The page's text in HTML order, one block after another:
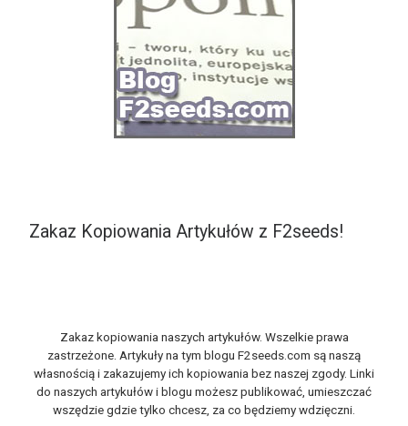
Zakaz Kopiowania Artykułów z F2seeds!
Zakaz kopiowania naszych artykułów. Wszelkie prawa
zastrzeżone. Artykuły na tym blogu F2seeds.com są naszą
własnością i zakazujemy ich kopiowania bez naszej zgody. Linki
do naszych artykułów i blogu możesz publikować, umieszczać
wszędzie gdzie tylko chcesz, za co będziemy wdzięczni.